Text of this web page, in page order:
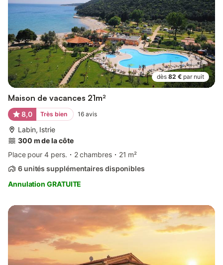
dès 82 € par nuit
Maison de vacances 21m²
8,0 Très bien 16 avis
Labin, Istrie
300 m de la côte
Place pour 4 pers.
2 chambres
21 m²
6 unités supplémentaires disponibles
Annulation GRATUITE